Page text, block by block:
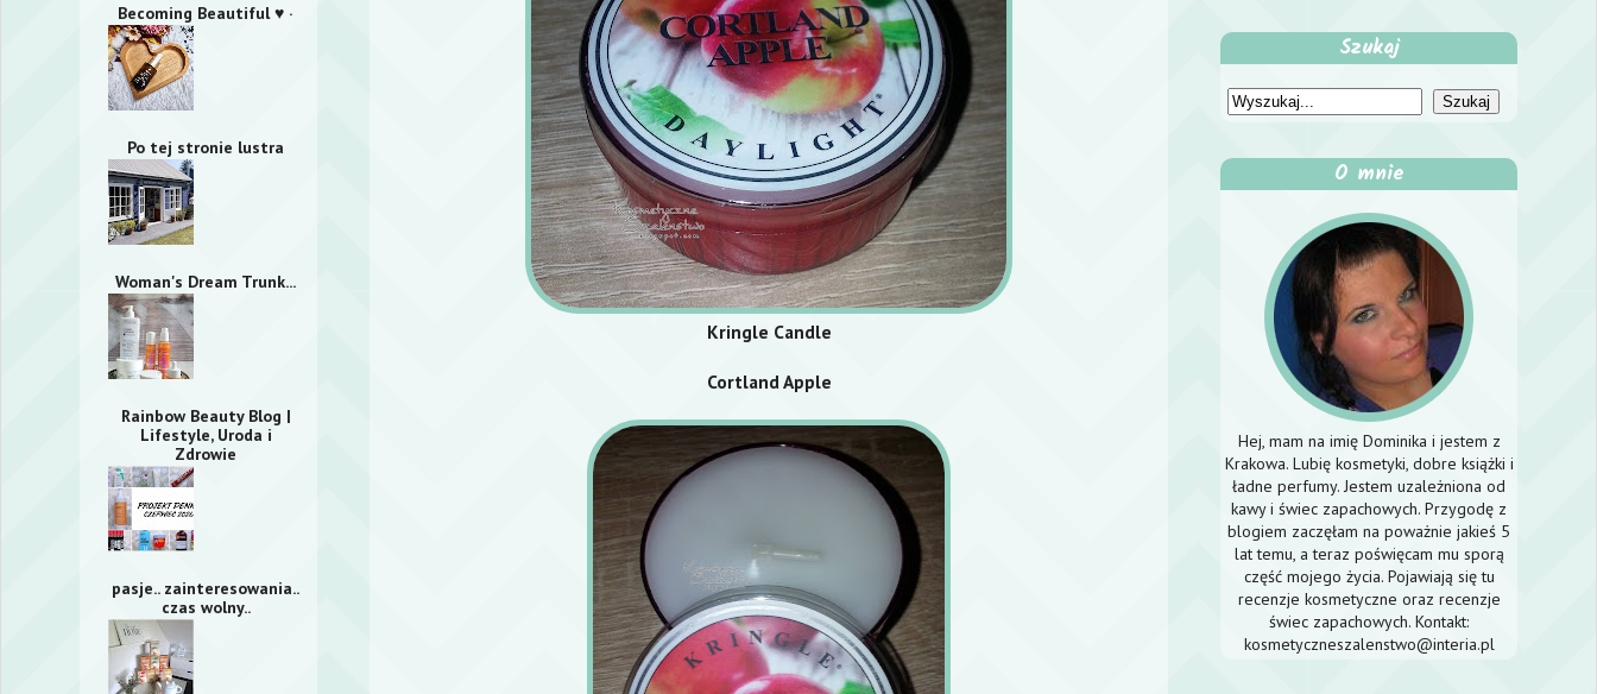
Kringle Candle
Cortland Apple
Becoming Beautiful ♥ ·
Po tej stronie lustra
Woman's Dream Trunk...
Rainbow Beauty Blog |
Lifestyle, Uroda i
Zdrowie
pasje.. zainteresowania..
czas wolny..
Szukaj
O mnie
Hej, mam na imię Dominika i jestem z
Krakowa. Lubię kosmetyki, dobre książki i
ładne perfumy. Jestem uzależniona od
kawy i świec zapachowych. Przygodę z
blogiem zaczęłam na poważnie jakieś 5
lat temu, a teraz poświęcam mu sporą
część mojego życia. Pojawiają się tu
recenzje kosmetyczne oraz recenzje
świec zapachowych. Kontakt:
kosmetyczneszalenstwo@interia.pl